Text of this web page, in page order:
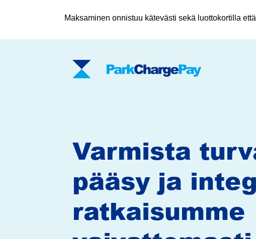
Maksaminen onnistuu kätevästi sekä luottokortilla
ParkChargePay
Varmista
pääsy ja
ratkaisumme